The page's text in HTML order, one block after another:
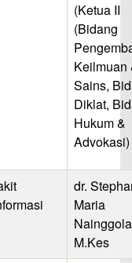
(Ketua II
(Bidang
Keilmuan
Sains,
Diklat,
Hukum &
Advokasi)
dr.
Maria
M.Kes